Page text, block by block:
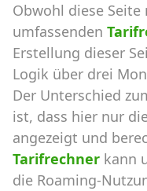
Obwohl diese
umfassenden
Erstellung dieser
Logik über drei
Der Unterschied
ist, dass hier nur
angezeigt und
Tarifrechner kann
die Roaming-